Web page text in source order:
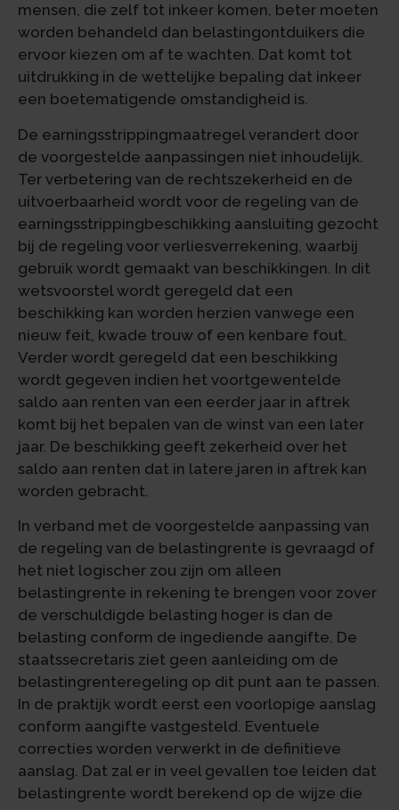
mensen, die zelf tot inkeer komen, beter moeten
worden behandeld dan belastingontduikers die
ervoor kiezen om af te wachten. Dat komt tot
uitdrukking in de wettelijke bepaling dat inkeer
een boetematigende omstandigheid is.
De earningsstrippingmaatregel verandert door
de voorgestelde aanpassingen niet inhoudelijk.
Ter verbetering van de rechtszekerheid en de
uitvoerbaarheid wordt voor de regeling van de
earningsstrippingbeschikking aansluiting gezocht
bij de regeling voor verliesverrekening, waarbij
gebruik wordt gemaakt van beschikkingen. In dit
wetsvoorstel wordt geregeld dat een
beschikking kan worden herzien vanwege een
nieuw feit, kwade trouw of een kenbare fout.
Verder wordt geregeld dat een beschikking
wordt gegeven indien het voortgewentelde
saldo aan renten van een eerder jaar in aftrek
komt bij het bepalen van de winst van een later
jaar. De beschikking geeft zekerheid over het
saldo aan renten dat in latere jaren in aftrek kan
worden gebracht.
In verband met de voorgestelde aanpassing van
de regeling van de belastingrente is gevraagd of
het niet logischer zou zijn om alleen
belastingrente in rekening te brengen voor zover
de verschuldigde belasting hoger is dan de
belasting conform de ingediende aangifte. De
staatssecretaris ziet geen aanleiding om de
belastingrenteregeling op dit punt aan te passen.
In de praktijk wordt eerst een voorlopige aanslag
conform aangifte vastgesteld. Eventuele
correcties worden verwerkt in de definitieve
aanslag. Dat zal er in veel gevallen toe leiden dat
belastingrente wordt berekend op de wijze die